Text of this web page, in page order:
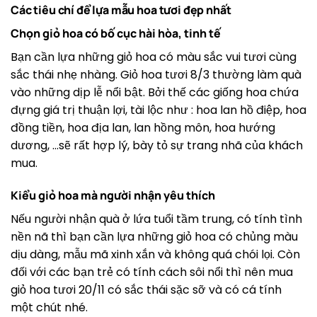
Các tiêu chí để lựa mẫu hoa tươi đẹp nhất
Chọn giỏ hoa có bố cục hài hòa, tinh tế
Bạn cần lựa những giỏ hoa có màu sắc vui tươi cùng
sắc thái nhẹ nhàng. Giỏ hoa tươi 8/3 thường làm quà
vào những dịp lễ nổi bật. Bởi thế các giống hoa chứa
đựng giá trị thuận lợi, tài lộc như : hoa lan hồ điệp, hoa
đồng tiền, hoa địa lan, lan hồng môn, hoa hướng
dương, …sẽ rất hợp lý, bày tỏ sự trang nhã của khách
mua.
Kiểu giỏ hoa mà người nhận yêu thích
Nếu người nhận quà ở lứa tuổi tầm trung, có tính tình
nền nã thì bạn cần lựa những giỏ hoa có chủng màu
dịu dàng, mẫu mã xinh xắn và không quá chói lọi. Còn
đối với các bạn trẻ có tính cách sôi nổi thì nên mua
giỏ hoa tươi 20/11 có sắc thái sặc sỡ và có cá tính
một chút nhé.